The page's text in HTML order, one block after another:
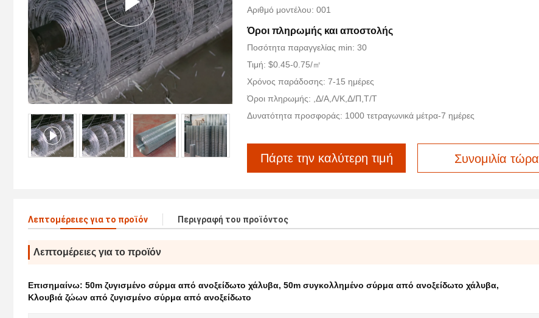
Αριθμό μοντέλου: 001
Όροι πληρωμής και αποστολής
Ποσότητα παραγγελίας min: 30
Τιμή: $0.45-0.75/㎡
Χρόνος παράδοσης: 7-15 ημέρες
Όροι πληρωμής: ,Δ/Α,Λ/Κ,Δ/Π,Τ/Τ
Δυνατότητα προσφοράς: 1000 τετραγωνικά μέτρα-7 ημέρες
Πάρτε την καλύτερη τιμή Συνομιλία τώρα
Λεπτομέρειες για το προϊόν Περιγραφή του προϊόντος
Λεπτομέρειες για το προϊόν
Επισημαίνω: 50m ζυγισμένο σύρμα από ανοξείδωτο χάλυβα, 50m συγκολλημένο σύρμα από ανοξείδωτο χάλυβα,
Κλουβιά ζώων από ζυγισμένο σύρμα από ανοξείδωτο